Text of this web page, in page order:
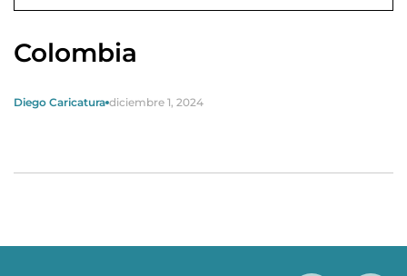
Colombia
Diego Caricatura diciembre 1, 2024